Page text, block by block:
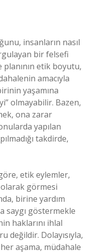
insanların nasıl
bir felsefi
planının etik boyutu,
amacıyla
yaşamına
olmayabilir. Bazen,
ona zarar
yapılan
takdirde,
etik eylemler,
görmesi
birine yardım
saygı göstermekle
haklarını ihlal
değildir. Dolayısıyla,
aşama, müdahale